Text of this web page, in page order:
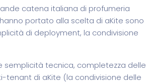
catena italiana di profumeria
portato alla scelta di aKite sono
di deployment, la condivisione
semplicità tecnica, completezza delle
tenant di aKite (la condivisione delle